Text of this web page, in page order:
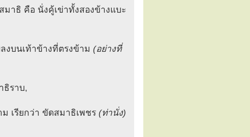
าธิ คือ นั่งคู้เข่าทั้งสองข้างแบะ
งบนเท้าข้างที่ตรงข้าม (อย่างที่
ธิราบ,
เรียกว่า ขัดสมาธิเพชร (ท่านั่ง)